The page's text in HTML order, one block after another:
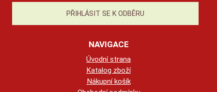
NAVIGACE
Úvodní strana
Katalog zboží
Nákupní košík